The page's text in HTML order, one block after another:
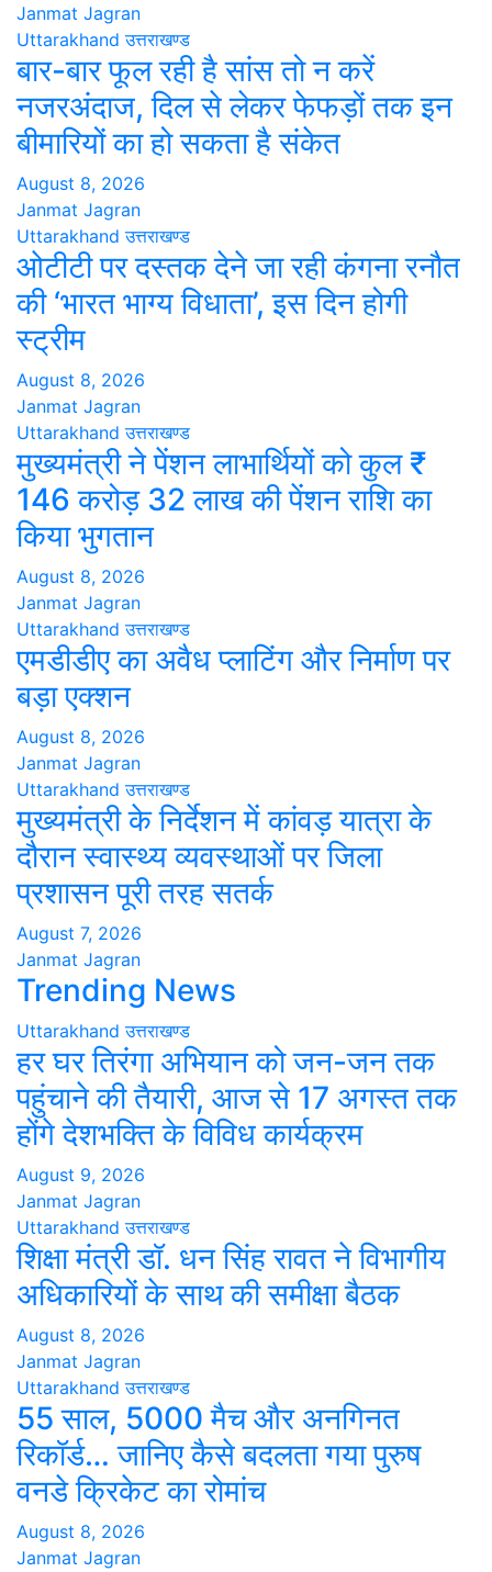
Janmat Jagran
Uttarakhand उत्तराखण्ड
बार-बार फूल रही है सांस तो न करें
नजरअंदाज, दिल से लेकर फेफड़ों तक इन
बीमारियों का हो सकता है संकेत
August 8, 2026
Janmat Jagran
Uttarakhand उत्तराखण्ड
ओटीटी पर दस्तक देने जा रही कंगना रनौत
की ‘भारत भाग्य विधाता’, इस दिन होगी
स्ट्रीम
August 8, 2026
Janmat Jagran
Uttarakhand उत्तराखण्ड
मुख्यमंत्री ने पेंशन लाभार्थियों को कुल ₹
146 करोड़ 32 लाख की पेंशन राशि का
किया भुगतान
August 8, 2026
Janmat Jagran
Uttarakhand उत्तराखण्ड
एमडीडीए का अवैध प्लाटिंग और निर्माण पर
बड़ा एक्शन
August 8, 2026
Janmat Jagran
Uttarakhand उत्तराखण्ड
मुख्यमंत्री के निर्देशन में कांवड़ यात्रा के
दौरान स्वास्थ्य व्यवस्थाओं पर जिला
प्रशासन पूरी तरह सतर्क
August 7, 2026
Janmat Jagran
Trending News
Uttarakhand उत्तराखण्ड
हर घर तिरंगा अभियान को जन-जन तक
पहुंचाने की तैयारी, आज से 17 अगस्त तक
होंगे देशभक्ति के विविध कार्यक्रम
August 9, 2026
Janmat Jagran
Uttarakhand उत्तराखण्ड
शिक्षा मंत्री डॉ. धन सिंह रावत ने विभागीय
अधिकारियों के साथ की समीक्षा बैठक
August 8, 2026
Janmat Jagran
Uttarakhand उत्तराखण्ड
55 साल, 5000 मैच और अनगिनत
रिकॉर्ड… जानिए कैसे बदलता गया पुरुष
वनडे क्रिकेट का रोमांच
August 8, 2026
Janmat Jagran